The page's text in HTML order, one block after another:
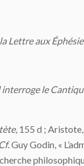
Lettre aux
interroge le
, 155 d ; Aristote,
Cf. Guy Godin, «